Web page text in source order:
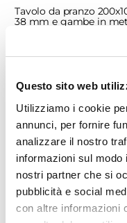
Questo sito web
Utilizziamo i cookie
annunci, per fornire
analizzare il nostro
informazioni sul
nostri partner che si
pubblicità e social
con altre informazioni
Tavolo da pranzo
38 mm e gambe in